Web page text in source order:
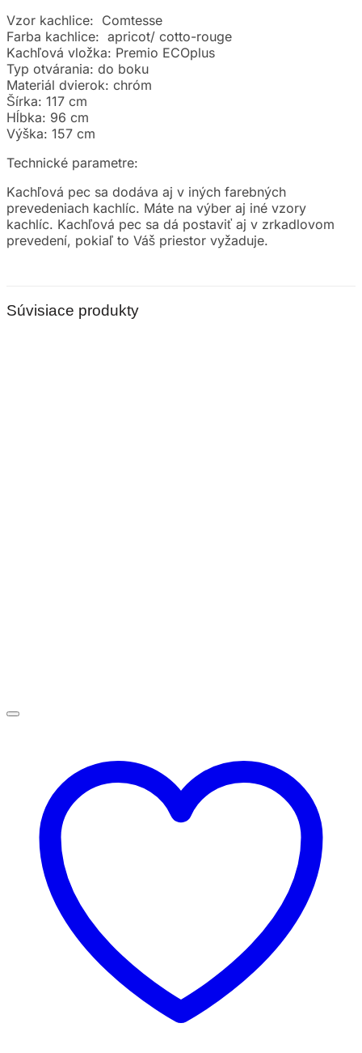
Vzor kachlice: Comtesse
Farba kachlice: apricot/ cotto-rouge
Kachľová vložka: Premio ECOplus
Typ otvárania: do boku
Materiál dvierok: chróm
Šírka: 117 cm
Hĺbka: 96 cm
Výška: 157 cm
Technické parametre:
Kachľová pec sa dodáva aj v iných farebných
prevedeniach kachlíc. Máte na výber aj iné vzory
kachlíc. Kachľová pec sa dá postaviť aj v zrkadlovom
prevedení, pokiaľ to Váš priestor vyžaduje.
Súvisiace produkty